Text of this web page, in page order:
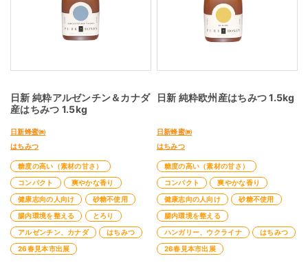
日新 純粋アルゼンチン＆カナダ
産はちみつ 1.5kg
日新蜂蜜㈱
はちみつ
糖度の高い（素材の甘さ）
コンパクト
爽やかな香り
健康志向の人向け
砂糖不使用
腸内環境を整える
とろり
アルゼンチン、カナダ
はちみつ
26春見本市出展
日新 純粋欧州産はちみつ 1.5kg
日新蜂蜜㈱
はちみつ
糖度の高い（素材の甘さ）
コンパクト
爽やかな香り
健康志向の人向け
砂糖不使用
腸内環境を整える
ハンガリー、ウクライナ
はちみつ
26春見本市出展